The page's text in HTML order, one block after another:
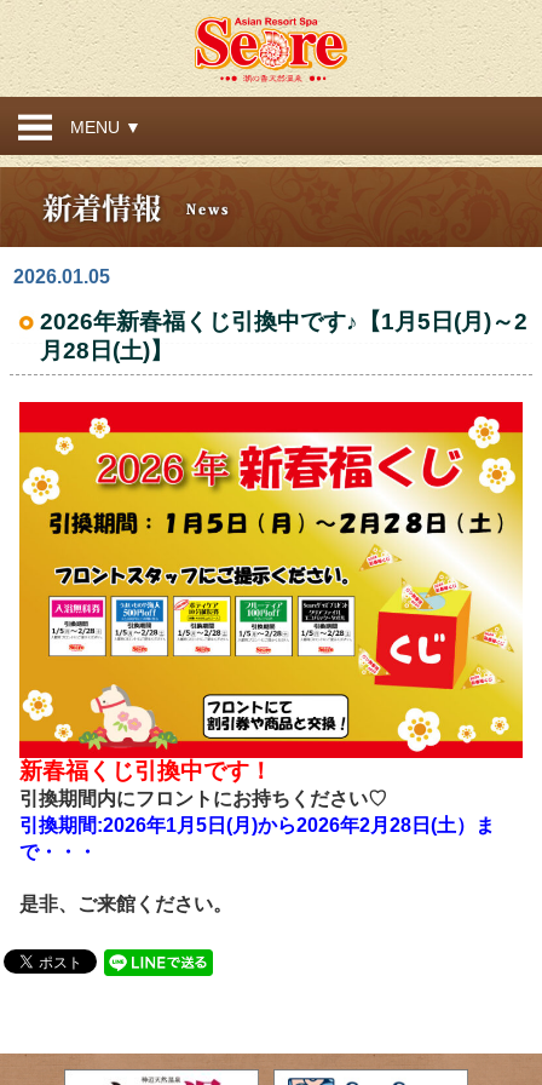
MENU ▼
2026.01.05
2026年新春福くじ引換中です♪【1月5日(月)～2
月28日(土)】
新春福くじ引換中です！
引換期間内にフロントにお持ちください♡
引換期間:2026年1月5日(月)から2026年2月28日(土）ま
で・・・
是非、ご来館ください。